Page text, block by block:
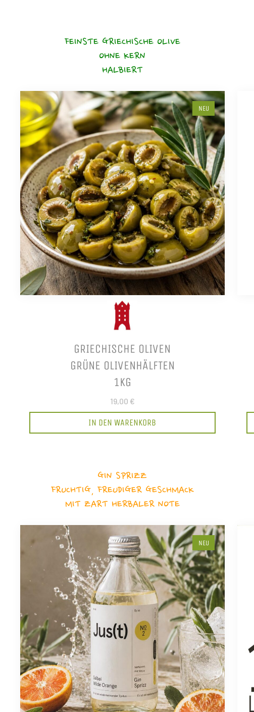
FEINSTE GRIECHISCHE OLIVE
OHNE KERN
HALBIERT
NEU
GRIECHISCHE OLIVEN
GRÜNE OLIVENHÄLFTEN
1KG
19,00 €
IN DEN WARENKORB
GIN SPRIZZ
FRUCHTIG, FREUDIGER GESCHMACK
MIT ZART HERBALER NOTE
NEU